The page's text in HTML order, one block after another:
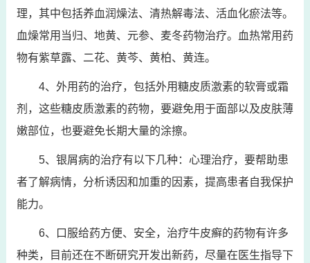
理，其中包括养血润燥法、清热解毒法、活血化瘀法等。
血燥常用当归、地黄、元参、麦冬药物治疗。血热常用药
物有紫草露、二花、黄芩、黄柏、黄连。
4、外用药的治疗，包括外用糖皮质激素的软膏或霜
剂，这些糖皮质激素的药物，要避免用于面部以及皮肤薄
嫩部位，也要避免长期大量的涂擦。
5、银屑病的治疗有以下几种：心理治疗，要帮助患
者了解病情，分析诱因和加重的因素，提高患者自我保护
能力。
6、口服给药方便、安全，治疗牛皮癣的药物有许多
种类，目前还在不断研究开发出新药，尽量在医生指导下